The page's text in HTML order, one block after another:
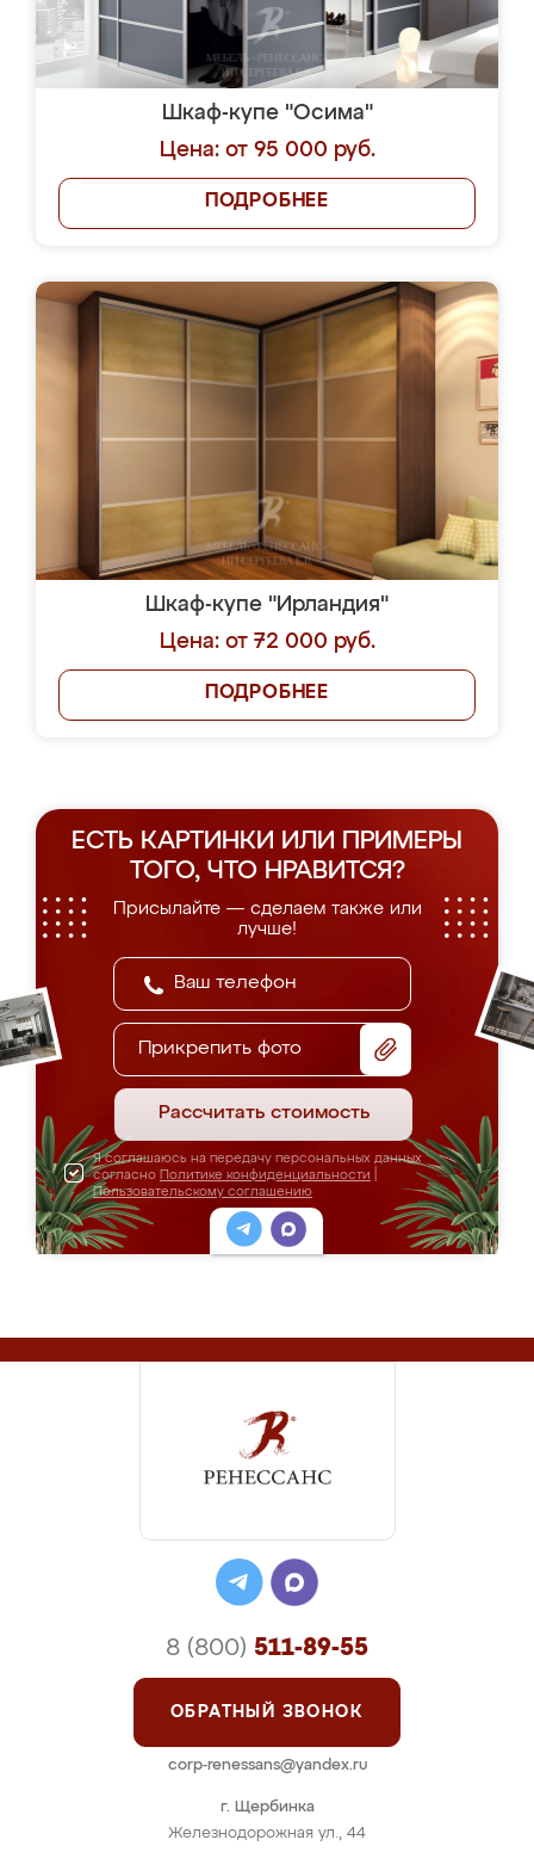
Шкаф-купе "Осима"
Цена: от 95 000 руб.
ПОДРОБНЕЕ
Шкаф-купе "Ирландия"
Цена: от 72 000 руб.
ПОДРОБНЕЕ
ЕСТЬ КАРТИНКИ ИЛИ ПРИМЕРЫ
ТОГО, ЧТО НРАВИТСЯ?
Присылайте — сделаем также или
лучше!
Прикрепить фото
Рассчитать стоимость
Я соглашаюсь на передачу персональных данных
согласно Политике конфиденциальности
Пользовательскому соглашению
г. Щербинка
Железнодорожная ул., 44
8 (800) 511-89-55
ОБРАТНЫЙ ЗВОНОК
corp-renessans@yandex.ru